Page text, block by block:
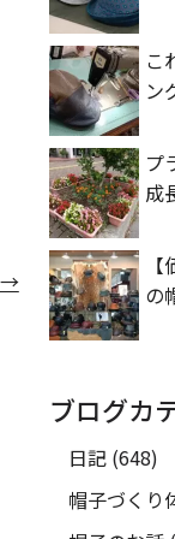
→
こ
ン
プ
成
の
ブログカ
日記(648)
帽子づくり